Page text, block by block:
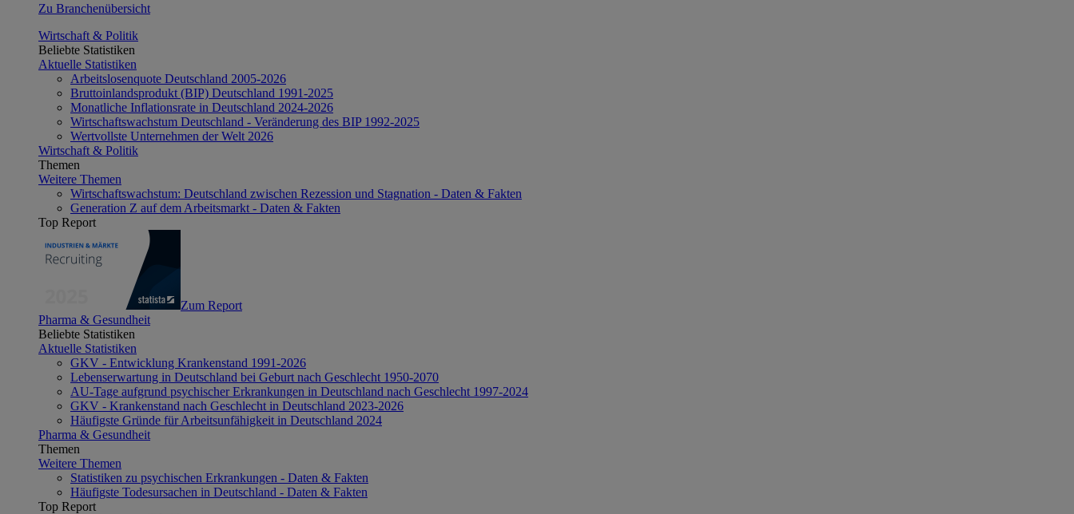
Zu Branchenübersicht
Wirtschaft & Politik
Beliebte Statistiken
Aktuelle Statistiken
Arbeitslosenquote Deutschland 2005-2026
Bruttoinlandsprodukt (BIP) Deutschland 1991-2025
Monatliche Inflationsrate in Deutschland 2024-2026
Wirtschaftswachstum Deutschland - Veränderung des BIP 1992-2025
Wertvollste Unternehmen der Welt 2026
Wirtschaft & Politik
Themen
Weitere Themen
Wirtschaftswachstum: Deutschland zwischen Rezession und Stagnation - Daten & Fakten
Generation Z auf dem Arbeitsmarkt - Daten & Fakten
Top Report
Zum Report
Pharma & Gesundheit
Beliebte Statistiken
Aktuelle Statistiken
GKV - Entwicklung Krankenstand 1991-2026
Lebenserwartung in Deutschland bei Geburt nach Geschlecht 1950-2070
AU-Tage aufgrund psychischer Erkrankungen in Deutschland nach Geschlecht 1997-2024
GKV - Krankenstand nach Geschlecht in Deutschland 2023-2026
Häufigste Gründe für Arbeitsunfähigkeit in Deutschland 2024
Pharma & Gesundheit
Themen
Weitere Themen
Statistiken zu psychischen Erkrankungen - Daten & Fakten
Häufigste Todesursachen in Deutschland - Daten & Fakten
Top Report